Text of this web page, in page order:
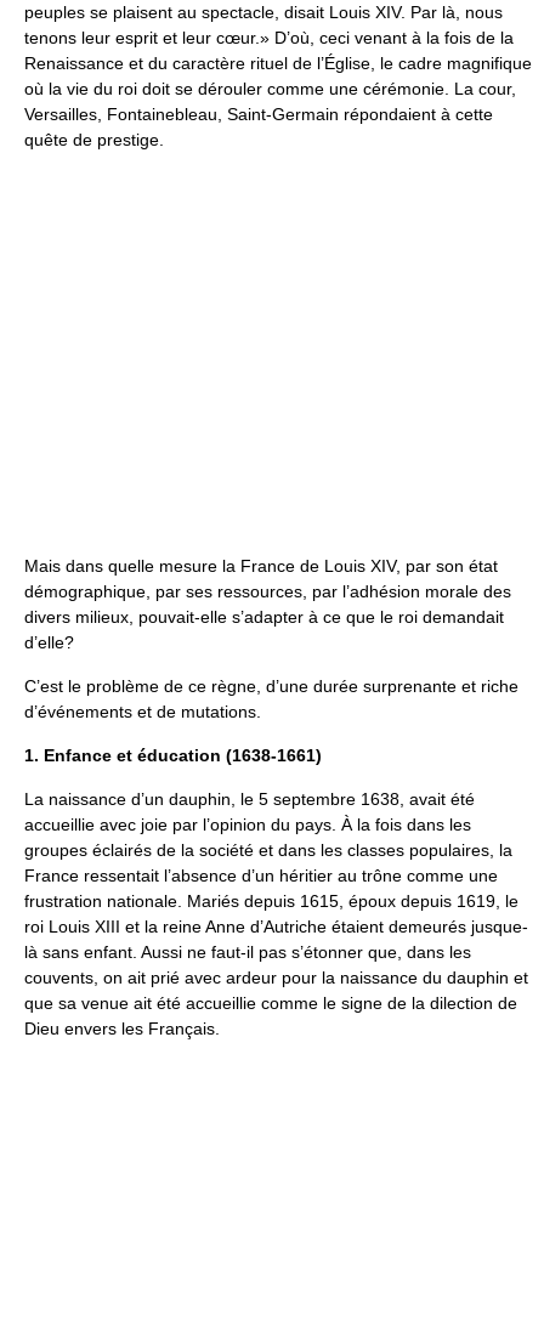
peuples se plaisent au spectacle, disait Louis XIV. Par là, nous
tenons leur esprit et leur cœur.» D’où, ceci venant à la fois de la
Renaissance et du caractère rituel de l’Église, le cadre magnifique
où la vie du roi doit se dérouler comme une cérémonie. La cour,
Versailles, Fontainebleau, Saint-Germain répondaient à cette
quête de prestige.
Mais dans quelle mesure la France de Louis XIV, par son état
démographique, par ses ressources, par l’adhésion morale des
divers milieux, pouvait-elle s’adapter à ce que le roi demandait
d’elle?
C’est le problème de ce règne, d’une durée surprenante et riche
d’événements et de mutations.
1. Enfance et éducation (1638-1661)
La naissance d’un dauphin, le 5 septembre 1638, avait été
accueillie avec joie par l’opinion du pays. À la fois dans les
groupes éclairés de la société et dans les classes populaires, la
France ressentait l’absence d’un héritier au trône comme une
frustration nationale. Mariés depuis 1615, époux depuis 1619, le
roi Louis XIII et la reine Anne d’Autriche étaient demeurés jusque-
là sans enfant. Aussi ne faut-il pas s’étonner que, dans les
couvents, on ait prié avec ardeur pour la naissance du dauphin et
que sa venue ait été accueillie comme le signe de la dilection de
Dieu envers les Français.